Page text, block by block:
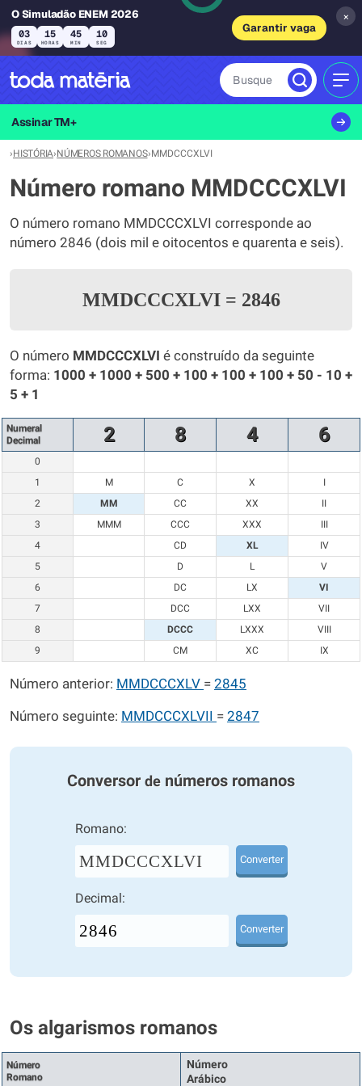
O Simuladão ENEM 2026
03
DIAS
15
HORAS
45
MIN
10
SEG
Garantir vaga
×
Busque
Assinar TM+
›HISTÓRIA›NÚMEROS ROMANOS›MMDCCCXLVI
Número romano MMDCCCXLVI
O número romano MMDCCCXLVI corresponde ao
número 2846 (dois mil e oitocentos e quarenta e seis).
MMDCCCXLVI = 2846
O número MMDCCCXLVI é construído da seguinte
forma: 1000 + 1000 + 500 + 100 + 100 + 100 + 50 - 10 +
5 + 1
Numeral
Decimal
2 8 4 6
0
1
M C X
I
2
MM CC XX
II
3
MMM CCC XXX
III
4
CD XL
IV
5
D L
V
6
DC LX
VI
7
DCC LXX
VII
8
DCCC LXXX
VIII
9
CM XC IX
Número anterior: MMDCCCXLV = 2845
Número seguinte: MMDCCCXLVII = 2847
Conversor de números romanos
Romano:
MMDCCCXLVI Converter
Decimal:
Converter
Os algarismos romanos
Número
Romano
Número
Arábico